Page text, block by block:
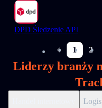
DPD Śledzenie API
1 2
Liderzy branży